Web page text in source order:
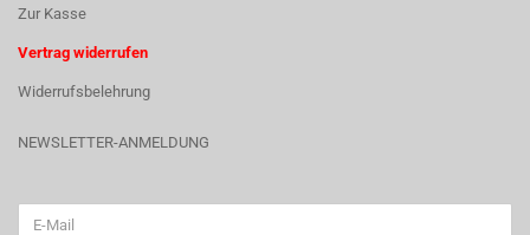
Zur Kasse
Vertrag widerrufen
Widerrufsbelehrung
NEWSLETTER-ANMELDUNG